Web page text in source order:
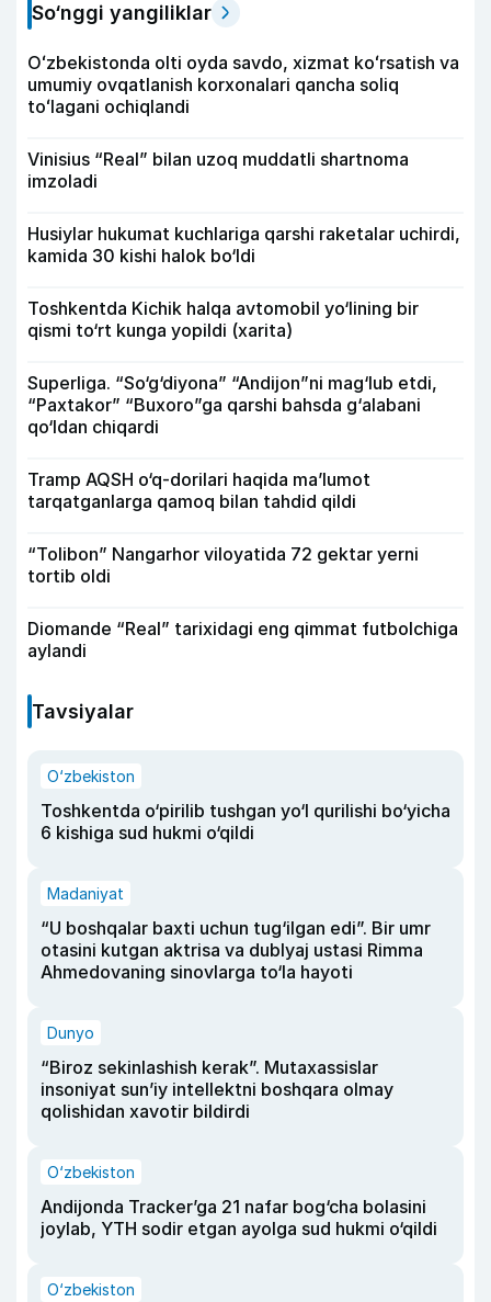
So‘nggi yangiliklar
Oʻzbekistonda olti oyda savdo, xizmat koʻrsatish va
umumiy ovqatlanish korxonalari qancha soliq
toʻlagani ochiqlandi
Vinisius “Real” bilan uzoq muddatli shartnoma
imzoladi
Husiylar hukumat kuchlariga qarshi raketalar uchirdi,
kamida 30 kishi halok bo‘ldi
Toshkentda Kichik halqa avtomobil yo‘lining bir
qismi to‘rt kunga yopildi (xarita)
Superliga. “So‘g‘diyona” “Andijon”ni mag‘lub etdi,
“Paxtakor” “Buxoro”ga qarshi bahsda g‘alabani
qo‘ldan chiqardi
Tramp AQSH o‘q-dorilari haqida ma’lumot
tarqatganlarga qamoq bilan tahdid qildi
“Tolibon” Nangarhor viloyatida 72 gektar yerni
tortib oldi
Diomande “Real” tarixidagi eng qimmat futbolchiga
aylandi
Tavsiyalar
O‘zbekiston
Toshkentda o‘pirilib tushgan yo‘l qurilishi bo‘yicha
6 kishiga sud hukmi o‘qildi
Madaniyat
“U boshqalar baxti uchun tug‘ilgan edi”. Bir umr
otasini kutgan aktrisa va dublyaj ustasi Rimma
Ahmedovaning sinovlarga to‘la hayoti
Dunyo
“Biroz sekinlashish kerak”. Mutaxassislar
insoniyat sun’iy intellektni boshqara olmay
qolishidan xavotir bildirdi
O‘zbekiston
Andijonda Tracker’ga 21 nafar bog‘cha bolasini
joylab, YTH sodir etgan ayolga sud hukmi o‘qildi
O‘zbekiston